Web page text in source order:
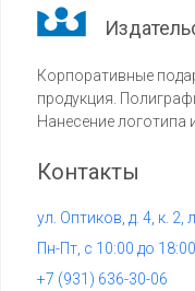
Корпоративные
продукция.
Нанесение логотипа
Контакты
+7 (931) 636-30-06
ул. Оптиков, д. 4, к. 2,
Пн-Пт, с 10:00 до 18:00